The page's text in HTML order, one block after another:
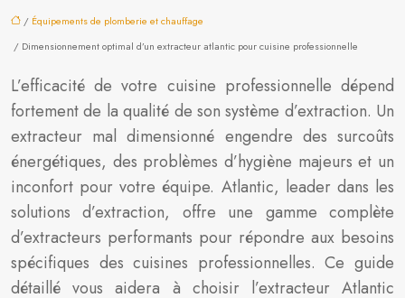
/ Équipements de plomberie et chauffage
/ Dimensionnement optimal d’un extracteur atlantic pour cuisine professionnelle
L’efficacité de votre cuisine professionnelle dépend
fortement de la qualité de son système d’extraction. Un
extracteur mal dimensionné engendre des surcoûts
énergétiques, des problèmes d’hygiène majeurs et un
inconfort pour votre équipe. Atlantic, leader dans les
solutions d’extraction, offre une gamme complète
d’extracteurs performants pour répondre aux besoins
spécifiques des cuisines professionnelles. Ce guide
détaillé vous aidera à choisir l’extracteur Atlantic